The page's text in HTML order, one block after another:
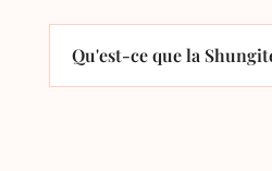
Qu'est-ce que la